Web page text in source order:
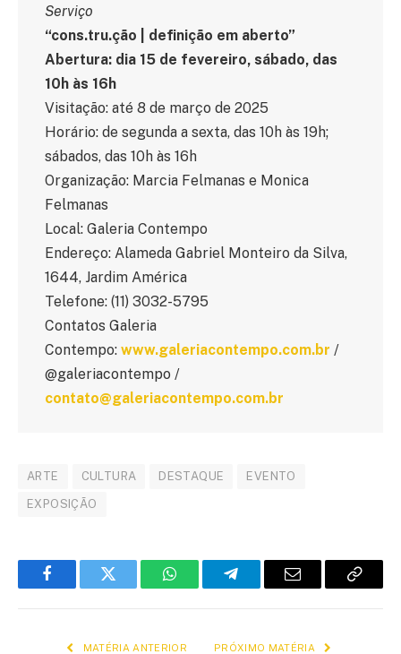
Serviço
“cons.tru.ção | definição em aberto”
Abertura: dia 15 de fevereiro, sábado, das
10h às 16h
Visitação: até 8 de março de 2025
Horário: de segunda a sexta, das 10h às 19h;
sábados, das 10h às 16h
Organização: Marcia Felmanas e Monica
Felmanas
Local: Galeria Contempo
Endereço: Alameda Gabriel Monteiro da Silva,
1644, Jardim América
Telefone: (11) 3032-5795
Contatos Galeria
Contempo: www.galeriacontempo.com.br /
@galeriacontempo /
contato@galeriacontempo.com.br
ARTE CULTURA DESTAQUE EVENTO
EXPOSIÇÃO
FacebookTwitter WhatsAppTelegramE-
Copiar
MATÉRIA ANTERIOR PRÓXIMO MATÉRIA